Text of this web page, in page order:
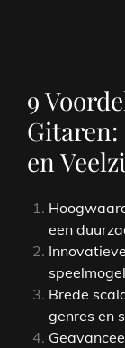
9
en
een
Brede
genres en